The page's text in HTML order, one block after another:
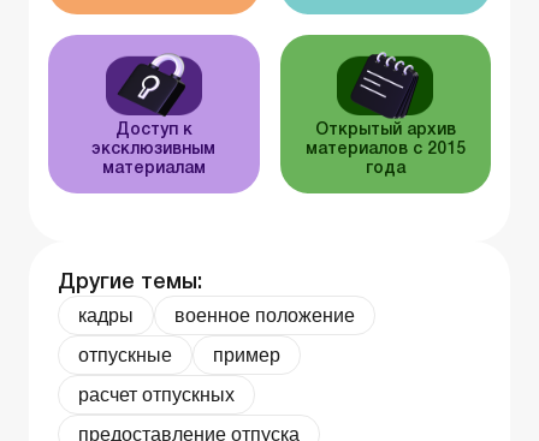
Доступ к
эксклюзивным
материалам
Открытый архив
материалов с 2015
года
Другие темы:
кадры
военное положение
отпускные
пример
расчет отпускных
предоставление отпуска